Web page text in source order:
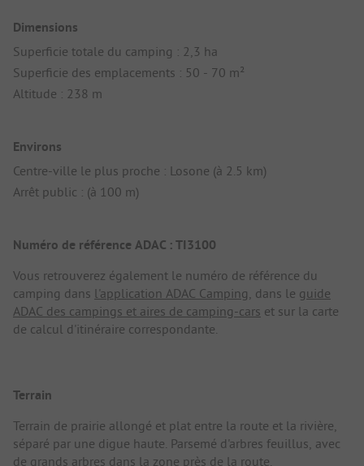
Dimensions
Superficie totale du camping : 2,3 ha
Superficie des emplacements : 50 - 70 m²
Altitude : 238 m
Environs
Centre-ville le plus proche : Losone (à 2.5 km)
Arrêt public : (à 100 m)
Numéro de référence ADAC : TI3100
Vous retrouverez également le numéro de référence du
camping dans l'application ADAC Camping, dans le guide
ADAC des campings et aires de camping-cars et sur la carte
de calcul d'itinéraire correspondante.
Terrain
Terrain de prairie allongé et plat entre la route et la rivière,
séparé par une digue haute. Parsemé d'arbres feuillus, avec
de grands arbres dans la zone près de la route.